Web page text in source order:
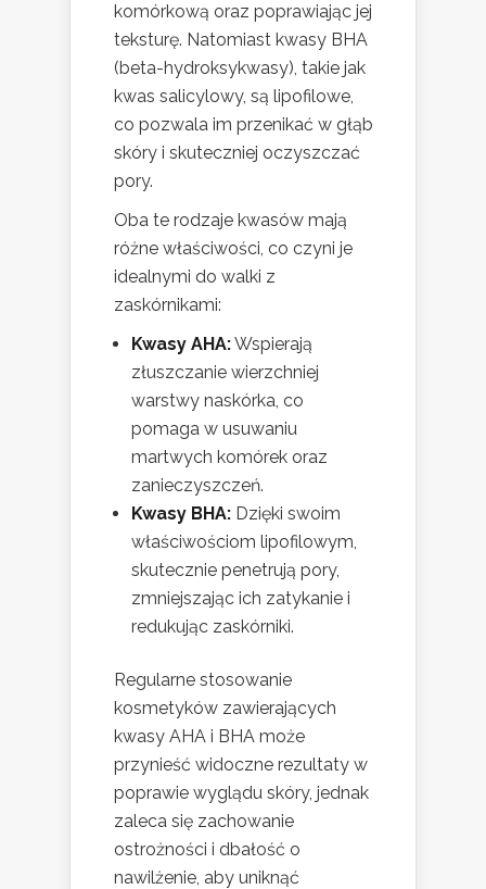
komórkową oraz poprawiając jej
teksturę. Natomiast kwasy BHA
(beta-hydroksykwasy), takie jak
kwas salicylowy, są lipofilowe,
co pozwala im przenikać w głąb
skóry i skuteczniej oczyszczać
pory.
Oba te rodzaje kwasów mają
różne właściwości, co czyni je
idealnymi do walki z
zaskórnikami:
Kwasy AHA:Wspierają
złuszczanie wierzchniej
warstwy naskórka, co
pomaga w usuwaniu
martwych komórek oraz
zanieczyszczeń.
Kwasy BHA: Dzięki swoim
właściwościom lipofilowym,
skutecznie penetrują pory,
zmniejszając ich zatykanie i
redukując zaskórniki.
Regularne stosowanie
kosmetyków zawierających
kwasy AHA i BHA może
przynieść widoczne rezultaty w
poprawie wyglądu skóry, jednak
zaleca się zachowanie
ostrożności i dbałość o
nawilżenie, aby uniknąć